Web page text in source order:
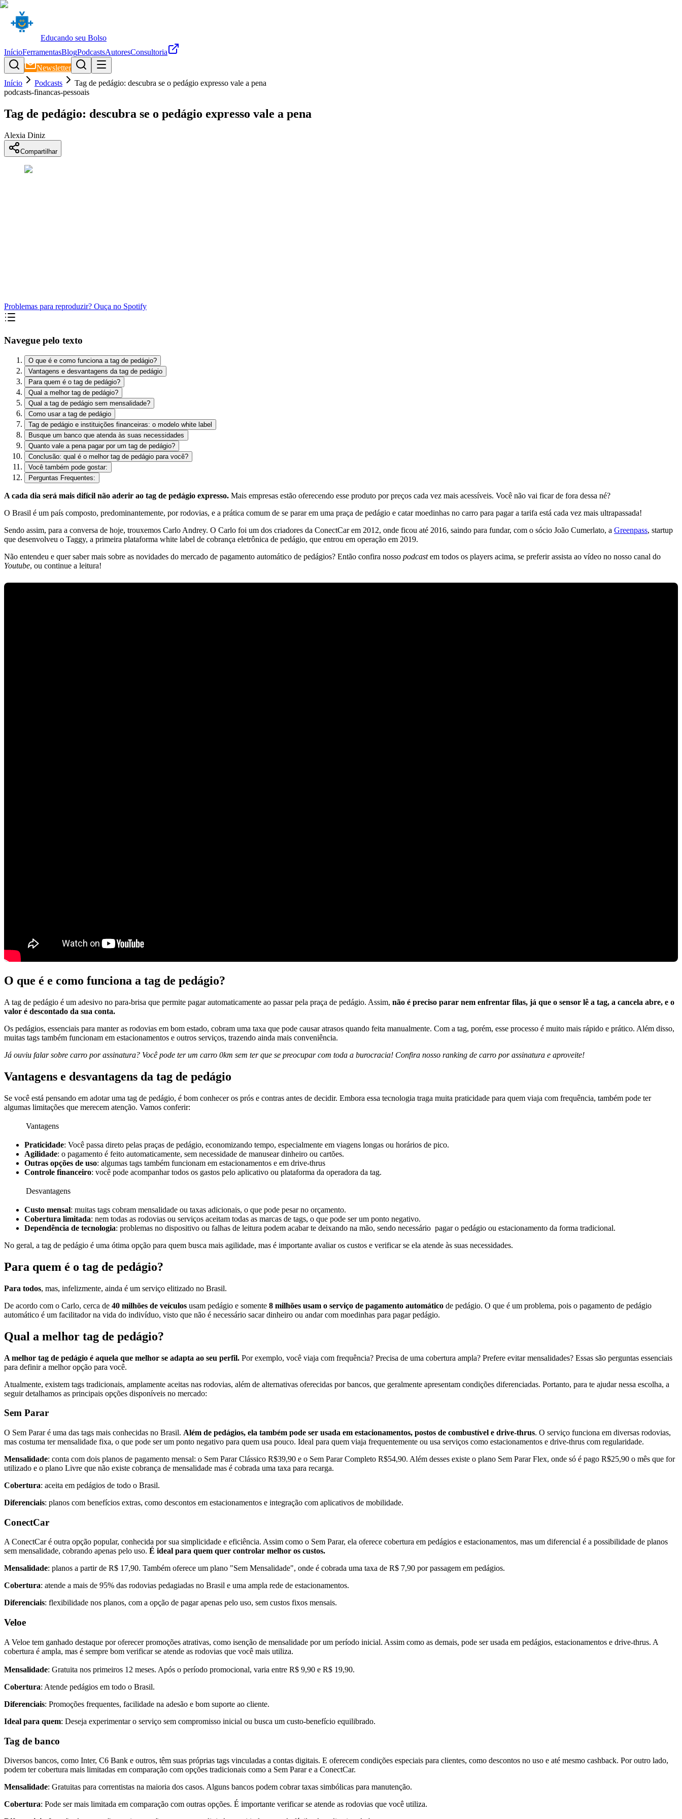
Educando seu Bolso
InícioFerramentasBlogPodcastsAutoresConsultoria
Newsletter
Início
Podcasts
Tag de pedágio: descubra se o pedágio expresso vale a pena
podcasts-financas-pessoais
Tag de pedágio: descubra se o pedágio expresso vale a pena
Alexia Diniz
Compartilhar
Problemas para reproduzir? Ouça no Spotify
Navegue pelo texto
O que é e como funciona a tag de pedágio?
Vantagens e desvantagens da tag de pedágio
Para quem é o tag de pedágio?
Qual a melhor tag de pedágio?
Qual a tag de pedágio sem mensalidade?
Como usar a tag de pedágio
Tag de pedágio e instituições financeiras: o modelo white label
Busque um banco que atenda às suas necessidades
Quanto vale a pena pagar por um tag de pedágio?
Conclusão: qual é o melhor tag de pedágio para você?
Você também pode gostar:
Perguntas Frequentes:
A cada dia será mais difícil não aderir ao tag de pedágio expresso. Mais empresas estão oferecendo esse produto por preços cada vez mais acessíveis. Você não vai ficar de fora dessa né?
O Brasil é um país composto, predominantemente, por rodovias, e a prática comum de se parar em uma praça de pedágio e catar moedinhas no carro para pagar a tarifa está cada vez mais ultrapassada!
Sendo assim, para a conversa de hoje, trouxemos Carlo Andrey. O Carlo foi um dos criadores da ConectCar em 2012, onde ficou até 2016, saindo para fundar, com o sócio João Cumerlato, a Greenpass, startup
que desenvolveu o Taggy, a primeira plataforma white label de cobrança eletrônica de pedágio, que entrou em operação em 2019.
Não entendeu e quer saber mais sobre as novidades do mercado de pagamento automático de pedágios? Então confira nosso podcastem todos os players acima, se preferir assista ao vídeo no nosso canal do
Youtube, ou continue a leitura!
O que é e como funciona a tag de pedágio?
A tag de pedágio é um adesivo no para-brisa que permite pagar automaticamente ao passar pela praça de pedágio. Assim, não é preciso parar nem enfrentar filas, já que o sensor lê a tag, a cancela abre, e o
valor é descontado da sua conta.
Os pedágios, essenciais para manter as rodovias em bom estado, cobram uma taxa que pode causar atrasos quando feita manualmente. Com a tag, porém, esse processo é muito mais rápido e prático. Além disso,
muitas tags também funcionam em estacionamentos e outros serviços, trazendo ainda mais conveniência.
Já ouviu falar sobre carro por assinatura? Você pode ter um carro 0km sem ter que se preocupar com toda a burocracia! Confira nosso ranking de carro por assinatura e aproveite!
Vantagens e desvantagens da tag de pedágio
Se você está pensando em adotar uma tag de pedágio, é bom conhecer os prós e contras antes de decidir. Embora essa tecnologia traga muita praticidade para quem viaja com frequência, também pode ter
algumas limitações que merecem atenção. Vamos conferir:
Vantagens
Praticidade: Você passa direto pelas praças de pedágio, economizando tempo, especialmente em viagens longas ou horários de pico.
Agilidade: o pagamento é feito automaticamente, sem necessidade de manusear dinheiro ou cartões.
Outras opções de uso: algumas tags também funcionam em estacionamentos e em drive-thrus
Controle financeiro: você pode acompanhar todos os gastos pelo aplicativo ou plataforma da operadora da tag.
Desvantagens
Custo mensal: muitas tags cobram mensalidade ou taxas adicionais, o que pode pesar no orçamento.
Cobertura limitada: nem todas as rodovias ou serviços aceitam todas as marcas de tags, o que pode ser um ponto negativo.
Dependência de tecnologia: problemas no dispositivo ou falhas de leitura podem acabar te deixando na mão, sendo necessário pagar o pedágio ou estacionamento da forma tradicional.
No geral, a tag de pedágio é uma ótima opção para quem busca mais agilidade, mas é importante avaliar os custos e verificar se ela atende às suas necessidades.
Para quem é o tag de pedágio?
Para todos, mas, infelizmente, ainda é um serviço elitizado no Brasil.
De acordo com o Carlo, cerca de 40 milhões de veículos usam pedágio e somente 8 milhões usam o serviço de pagamento automático de pedágio. O que é um problema, pois o pagamento de pedágio
automático é um facilitador na vida do indivíduo, visto que não é necessário sacar dinheiro ou andar com moedinhas para pagar pedágio.
Qual a melhor tag de pedágio?
A melhor tag de pedágio é aquela que melhor se adapta ao seu perfil. Por exemplo, você viaja com frequência? Precisa de uma cobertura ampla? Prefere evitar mensalidades? Essas são perguntas essenciais
para definir a melhor opção para você.
Atualmente, existem tags tradicionais, amplamente aceitas nas rodovias, além de alternativas oferecidas por bancos, que geralmente apresentam condições diferenciadas. Portanto, para te ajudar nessa escolha, a
seguir detalhamos as principais opções disponíveis no mercado:
Sem Parar
O Sem Parar é uma das tags mais conhecidas no Brasil. Além de pedágios, ela também pode ser usada em estacionamentos, postos de combustível e drive-thrus. O serviço funciona em diversas rodovias,
mas costuma ter mensalidade fixa, o que pode ser um ponto negativo para quem usa pouco. Ideal para quem viaja frequentemente ou usa serviços como estacionamentos e drive-thrus com regularidade.
Mensalidade: conta com dois planos de pagamento mensal: o Sem Parar Clássico R$39,90 e o Sem Parar Completo R$54,90. Além desses existe o plano Sem Parar Flex, onde só é pago R$25,90 o mês que for
utilizado e o plano Livre que não existe cobrança de mensalidade mas é cobrada uma taxa para recarga.
Cobertura: aceita em pedágios de todo o Brasil.
Diferenciais: planos com benefícios extras, como descontos em estacionamentos e integração com aplicativos de mobilidade.
ConectCar
A ConectCar é outra opção popular, conhecida por sua simplicidade e eficiência. Assim como o Sem Parar, ela oferece cobertura em pedágios e estacionamentos, mas um diferencial é a possibilidade de planos
sem mensalidade, cobrando apenas pelo uso. É ideal para quem quer controlar melhor os custos.
Mensalidade: planos a partir de R$ 17,90. Também oferece um plano "Sem Mensalidade", onde é cobrada uma taxa de R$ 7,90 por passagem em pedágios.
Cobertura: atende a mais de 95% das rodovias pedagiadas no Brasil e uma ampla rede de estacionamentos.
Diferenciais: flexibilidade nos planos, com a opção de pagar apenas pelo uso, sem custos fixos mensais.
Veloe
A Veloe tem ganhado destaque por oferecer promoções atrativas, como isenção de mensalidade por um período inicial. Assim como as demais, pode ser usada em pedágios, estacionamentos e drive-thrus. A
cobertura é ampla, mas é sempre bom verificar se atende as rodovias que você mais utiliza.
Mensalidade: Gratuita nos primeiros 12 meses. Após o período promocional, varia entre R$ 9,90 e R$ 19,90.
Cobertura: Atende pedágios em todo o Brasil.
Diferenciais: Promoções frequentes, facilidade na adesão e bom suporte ao cliente.
Ideal para quem: Deseja experimentar o serviço sem compromisso inicial ou busca um custo-benefício equilibrado.
Tag de banco
Diversos bancos, como Inter, C6 Bank e outros, têm suas próprias tags vinculadas a contas digitais. E oferecem condições especiais para clientes, como descontos no uso e até mesmo cashback. Por outro lado,
podem ter cobertura mais limitadas em comparação com opções tradicionais como a Sem Parar e a ConectCar.
Mensalidade: Gratuitas para correntistas na maioria dos casos. Alguns bancos podem cobrar taxas simbólicas para manutenção.
Cobertura: Pode ser mais limitada em comparação com outras opções. É importante verificar se atende as rodovias que você utiliza.